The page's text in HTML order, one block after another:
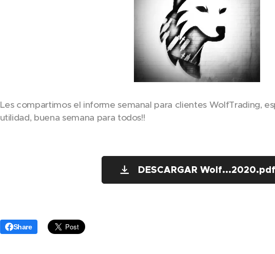
Les compartimos el informe semanal para clientes WolfTrading,
utilidad, buena semana para todos!!
DESCARGAR Wolf...2020.pdf
Share